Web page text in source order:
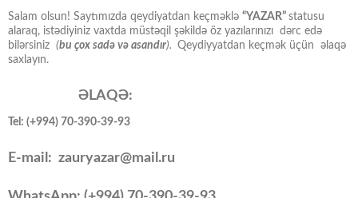
Salam olsun! Saytımızda qeydiyatdan keçməklə “YAZAR” statusu
alaraq, istədiyiniz vaxtda müstəqil şəkildə öz yazılarınızı dərc edə
bilərsiniz (bu çox sadə və asandır). Qeydiyyatdan keçmək üçün əlaqə
saxlayın.
ƏLAQƏ:
Tel: (+994) 70-390-39-93
E-mail: zauryazar@mail.ru